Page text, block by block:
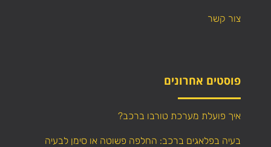
צור קשר
פוסטים אחרונים
איך פועלת מערכת טורבו ברכב?
בעיה בפלאגים ברכב: החלפה פשוטה או סימן לבעיה